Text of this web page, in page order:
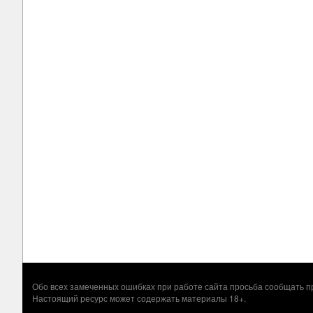
Обо всех замеченных ошибках при работе сайта просьба
Настоящий ресурс может содержать материалы 18+.